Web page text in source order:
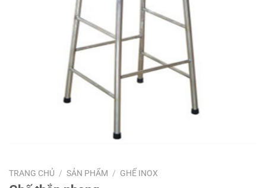
TRANG CHỦ / SẢN PHẨM / GHẾ INOX